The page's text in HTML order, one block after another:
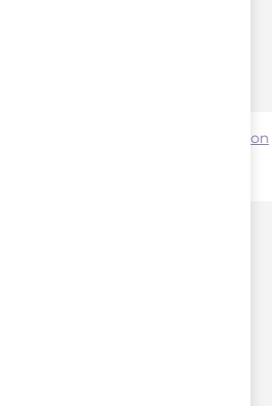
Coordination